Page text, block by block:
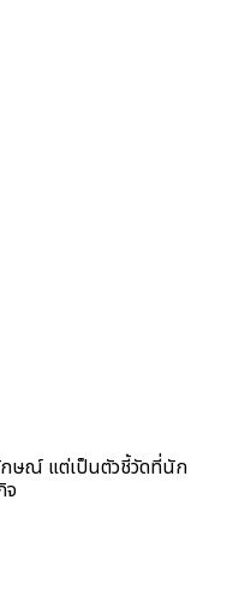
กษณ์ แต่เป็นตัวชี้วัดที่นัก
จ